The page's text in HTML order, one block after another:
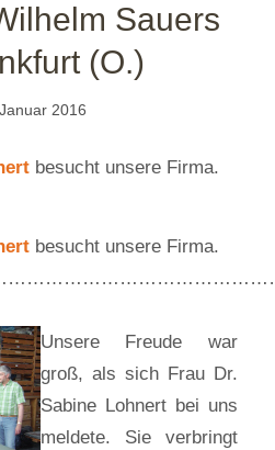
Sauers
(O.)
2016
besucht unsere Firma.
besucht unsere Firma.
Unsere Freude war
groß, als sich Frau Dr.
Sabine Lohnert bei uns
meldete. Sie verbringt